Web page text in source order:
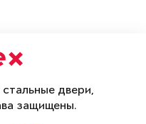
двери,
защищены.